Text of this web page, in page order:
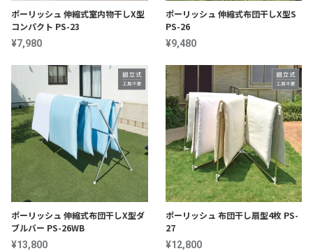
ポーリッシュ 伸縮式室内物干しX型
コンパクト PS-23
¥7,980
ポーリッシュ 伸縮式布団干しX型S
PS-26
¥9,480
ポーリッシュ 伸縮式布団干しX型ダ
ブルバー PS-26WB
¥13,800
ポーリッシュ 布団干し扇型4枚 PS-
27
¥12,800